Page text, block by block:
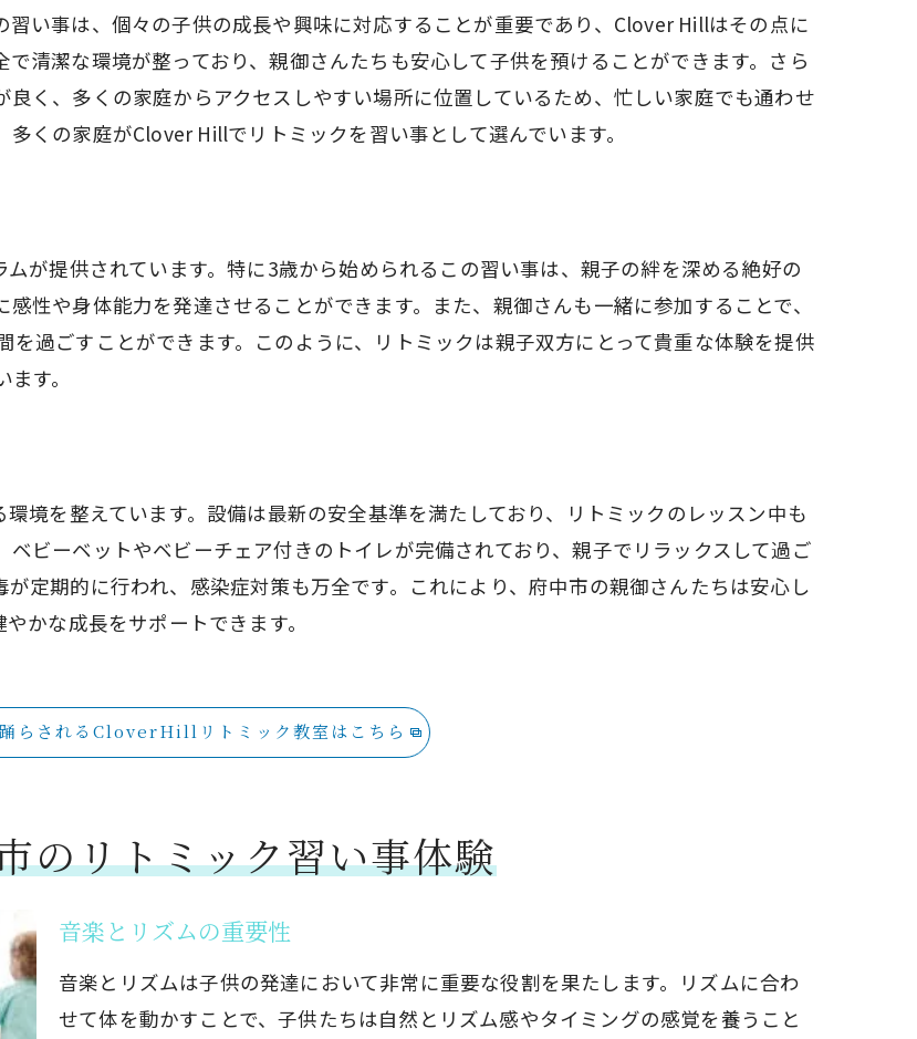
でも続けられる創造的な活動
の可能性を広げるリトミック
める府中市のリトミック習い事CloverHill
ックで集中力を養う
が身につくプログラム内容
が感じる集中力の変化
向上のための家庭での工夫
を促す府中市のリトミック習い事体験
ミック習い事の実際の様子
実感できるレッスン内容
リトミックの相乗効果
見守る保護者の声
の施設紹介
リトミックの時間
の声と体験談
い事は、個々の子供の成長や興味に対応することが重要であり、Clover Hillはその点に
清潔な環境が整っており、親御さんたちも安心して子供を預けることができます。さら
く、多くの家庭からアクセスしやすい場所に位置しているため、忙しい家庭でも通わせ
くの家庭がClover Hillでリトミックを習い事として選んでいます。
が提供されています。特に3歳から始められるこの習い事は、親子の絆を深める絶好の
性や身体能力を発達させることができます。また、親御さんも一緒に参加することで、
過ごすことができます。このように、リトミックは親子双方にとって貴重な体験を提供
す。
境を整えています。設備は最新の安全基準を満たしており、リトミックのレッスン中も
ビーベットやベビーチェア付きのトイレが完備されており、親子でリラックスして過ご
定期的に行われ、感染症対策も万全です。これにより、府中市の親御さんたちは安心し
かな成長をサポートできます。
らされるCloverHillリトミック教室はこちら
のリトミック習い事体験
音楽とリズムの重要性
音楽とリズムは子供の発達において非常に重要な役割を果たします。リズムに合わ
せて体を動かすことで、子供たちは自然とリズム感やタイミングの感覚を養うこと